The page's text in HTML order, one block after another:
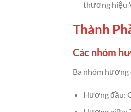
thương hiệu
Thành
Các nhóm
Ba nhóm hương
Hương đầu: